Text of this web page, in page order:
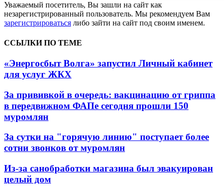
Уважаемый посетитель, Вы зашли на сайт как
незарегистрированный пользователь. Мы рекомендуем Вам
зарегистрироваться либо зайти на сайт под своим именем.
ССЫЛКИ ПО ТЕМЕ
«Энергосбыт Волга» запустил Личный кабинет
для услуг ЖКХ
За прививкой в очередь: вакцинацию от гриппа
в передвижном ФАПе сегодня прошли 150
муромлян
За сутки на "горячую линию" поступает более
сотни звонков от муромлян
Из-за санобработки магазина был эвакуирован
целый дом